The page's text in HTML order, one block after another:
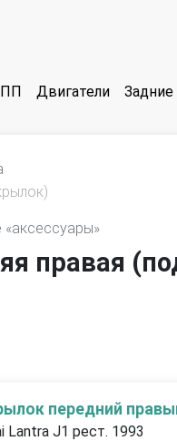
Двигатели Задние
«аксессуары»
правая
передний
Lantra J1 рест. 1993